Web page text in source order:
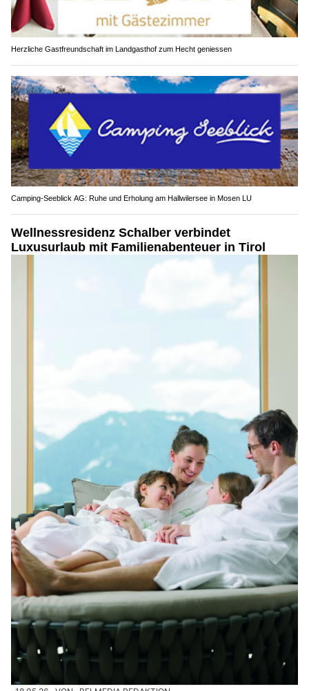
Herzliche Gastfreundschaft im Landgasthof zum Hecht geniessen
Camping-Seeblick AG: Ruhe und Erholung am Hallwilersee in Mosen LU
Wellnessresidenz Schalber verbindet
Luxusurlaub mit Familienabenteuer in Tirol